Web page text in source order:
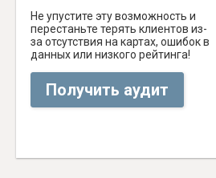
Не упустите эту возможность и
перестаньте терять клиентов из-
за отсутствия на картах, ошибок в
данных или низкого рейтинга!
Получить аудит